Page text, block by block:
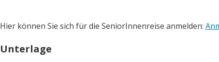
Hier können Sie sich für die SeniorInnenreise anmelden:
Unterlage